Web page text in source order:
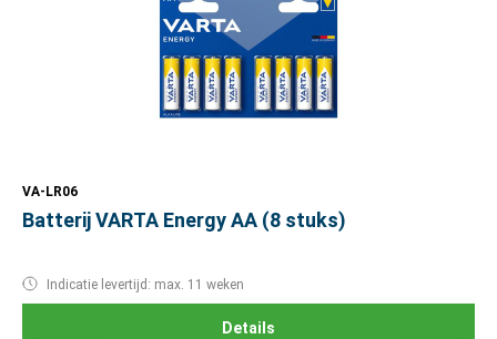
VA-LR06
Batterij VARTA Energy AA (8 stuks)
Indicatie levertijd: max. 11 weken
Details